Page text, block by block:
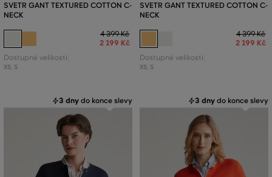
SVETR GANT TEXTURED COTTON C-
NECK
4 399 Kč
2 199 Kč
Dostupné velikosti:
XS, S
SVETR GANT TEXTURED COTTON C-
NECK
4 399 Kč
2 199 Kč
Dostupné velikosti:
XS, S
3 dny do konce slevy 3 dny do konce slevy